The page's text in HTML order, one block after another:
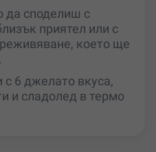
да споделиш с
приятел или с
което ще
с 6 джелато вкуса,
и сладолед в термо